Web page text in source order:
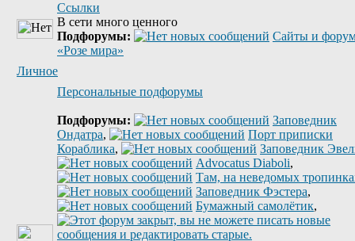
Ссылки
В сети много ценного
Подфорумы:
Сайты и
«Розе мира»
Личное
Персональные подфорумы
Подфорумы:
Заповедник
Ондатра,
Порт приписки
Кораблика,
Заповедник
Advocatus Diaboli,
Там, на неведомых
Заповедник Фэстера,
Бумажный самолётик,